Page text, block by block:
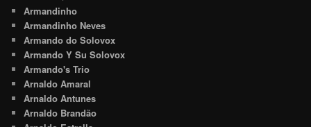
Armandinho
Armandinho Neves
Armando do Solovox
Armando Y Su Solovox
Armando's Trio
Arnaldo Amaral
Arnaldo Antunes
Arnaldo Brandão